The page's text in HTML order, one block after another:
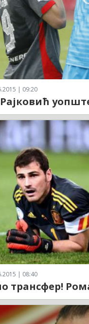
| 09:20
| 08:40
трансфер!